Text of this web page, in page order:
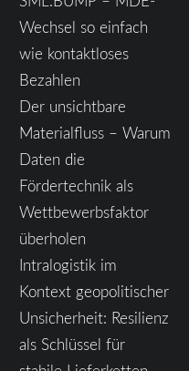
Wechsel so einfach
wie kontaktloses
Bezahlen
Der unsichtbare
Materialfluss – Warum
Daten die
Fördertechnik als
Wettbewerbsfaktor
überholen
Intralogistik im
Kontext geopolitischer
Unsicherheit: Resilienz
als Schlüssel für